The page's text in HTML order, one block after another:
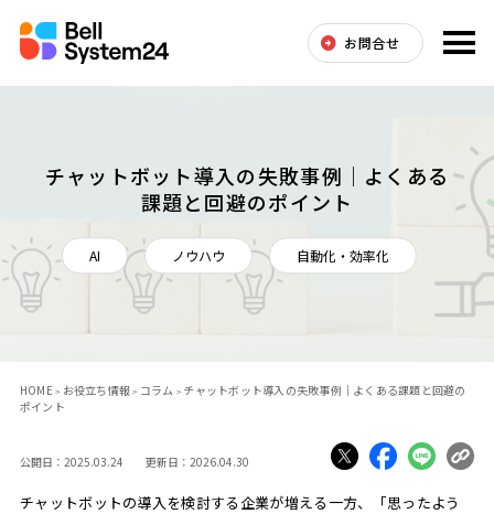
お問合せ
チャットボット導入の失敗事例｜よくある
課題と回避のポイント
AI ノウハウ 自動化・効率化
HOME お役立ち情報 コラム
チャットボット導入の失敗事例｜よくある課題と回避の
ポイント
公開日：2025.03.24 更新日：2026.04.30
チャットボットの導入を検討する企業が増える一方、「思ったよう